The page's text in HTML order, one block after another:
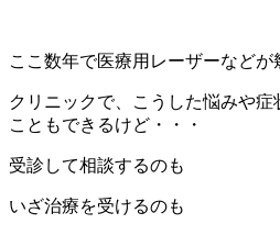
ここ数年で医療用レーザーなど
クリニックで、こうした悩みや
こともできるけど・・・
受診して相談するのも
いざ治療を受けるのも